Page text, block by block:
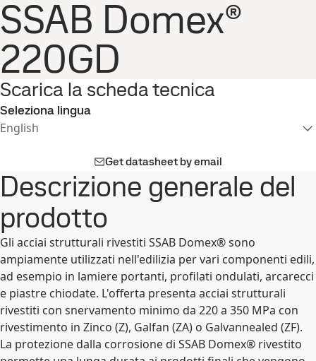
SSAB Domex®
220GD
Scarica la scheda tecnica
Seleziona lingua
English
Get datasheet by email
Descrizione generale del
prodotto
Gli acciai strutturali rivestiti SSAB Domex® sono
ampiamente utilizzati nell'edilizia per vari componenti edili,
ad esempio in lamiere portanti, profilati ondulati, arcarecci
e piastre chiodate. L'offerta presenta acciai strutturali
rivestiti con snervamento minimo da 220 a 350 MPa con
rivestimento in Zinco (Z), Galfan (ZA) o Galvannealed (ZF).
La protezione dalla corrosione di SSAB Domex® rivestito